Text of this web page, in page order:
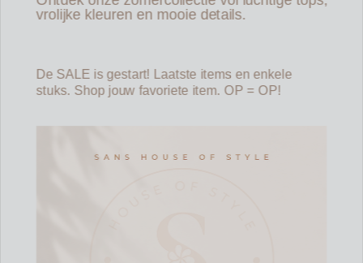
stuks. Shop jouw favoriete item. OP = OP!